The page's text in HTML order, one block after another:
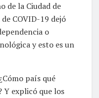
de la Ciudad de
COVID-19 dejó
o
y esto es un
país qué
Y explicó que los